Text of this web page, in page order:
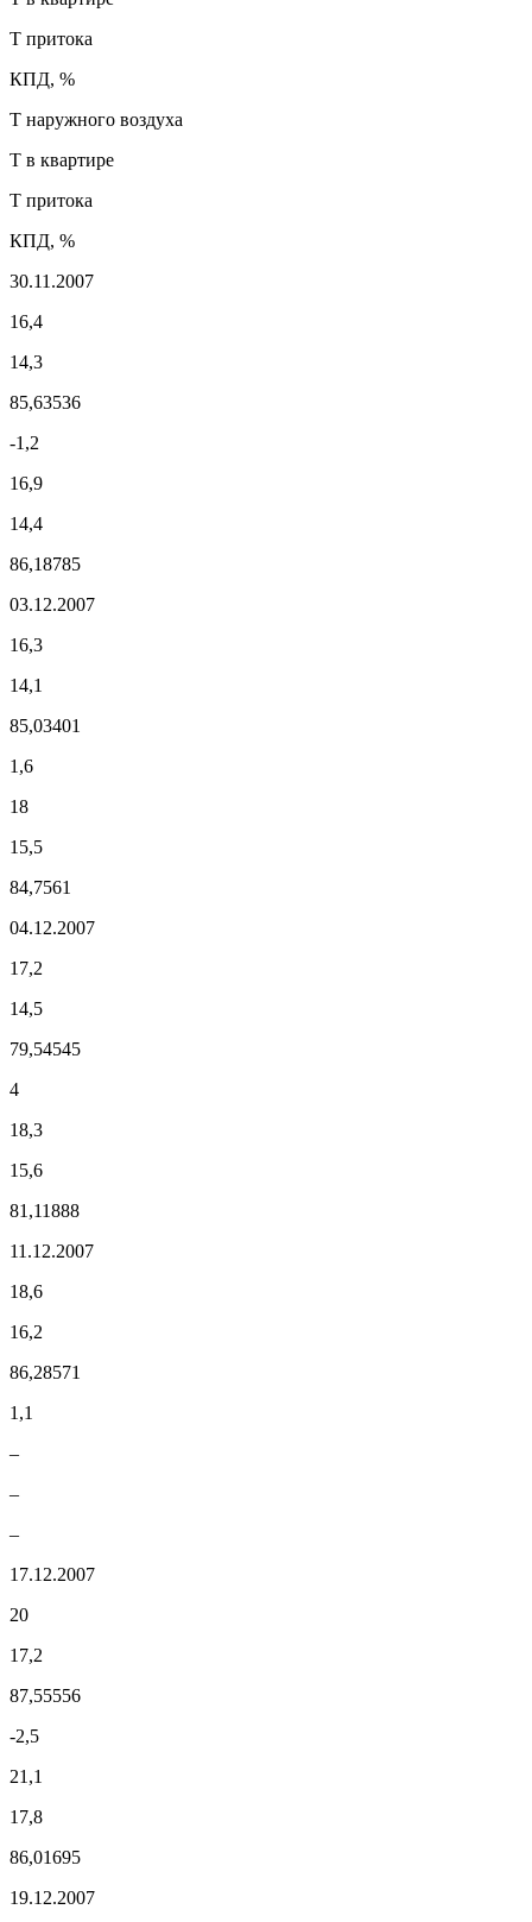
T притока
КПД, %
T наружного воздуха
T в квартире
T притока
КПД, %
30.11.2007
16,4
14,3
85,63536
-1,2
16,9
14,4
86,18785
03.12.2007
16,3
14,1
85,03401
1,6
18
15,5
84,7561
04.12.2007
17,2
14,5
79,54545
4
18,3
15,6
81,11888
11.12.2007
18,6
16,2
86,28571
1,1
–
–
–
17.12.2007
20
17,2
87,55556
-2,5
21,1
17,8
86,01695
19.12.2007